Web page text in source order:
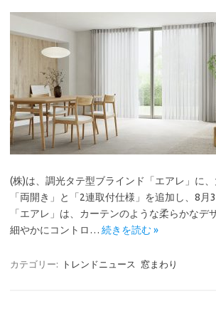
(株)は、調光タテ型ブラインド「エアレ」に
「両開き」と「2連取付仕様」を追加し、8
「エアレ」は、カーテンのような柔らかなデ
細やかにコントロ… 続きを読む »
カテゴリー: トレンドニュース 窓まわり